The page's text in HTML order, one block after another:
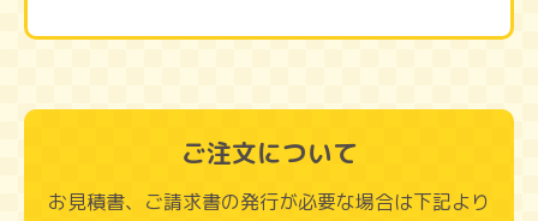
ご注文について
お見積書、ご請求書の発行が必要な場合は下記より